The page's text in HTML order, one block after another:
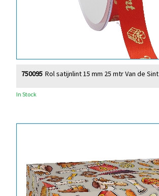
Rol satijnlint 15 mm 25 mtr Van de Sint
750095
In Stock